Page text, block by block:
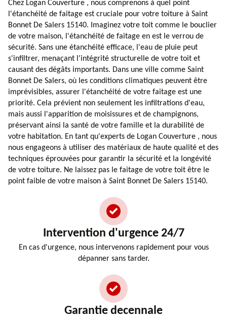
Chez Logan Couverture , nous comprenons à quel point
l'étanchéité de faitage est cruciale pour votre toiture à Saint
Bonnet De Salers 15140. Imaginez votre toit comme le bouclier
de votre maison, l'étanchéité de faitage en est le verrou de
sécurité. Sans une étanchéité efficace, l'eau de pluie peut
s'infiltrer, menaçant l'intégrité structurelle de votre toit et
causant des dégâts importants. Dans une ville comme Saint
Bonnet De Salers, où les conditions climatiques peuvent être
imprévisibles, assurer l'étanchéité de votre faitage est une
priorité. Cela prévient non seulement les infiltrations d'eau,
mais aussi l'apparition de moisissures et de champignons,
préservant ainsi la santé de votre famille et la durabilité de
votre habitation. En tant qu'experts de Logan Couverture , nous
nous engageons à utiliser des matériaux de haute qualité et des
techniques éprouvées pour garantir la sécurité et la longévité
de votre toiture. Ne laissez pas le faitage de votre toit être le
point faible de votre maison à Saint Bonnet De Salers 15140.
Intervention d'urgence 24/7
En cas d'urgence, nous intervenons rapidement pour vous
dépanner sans tarder.
Garantie decennale